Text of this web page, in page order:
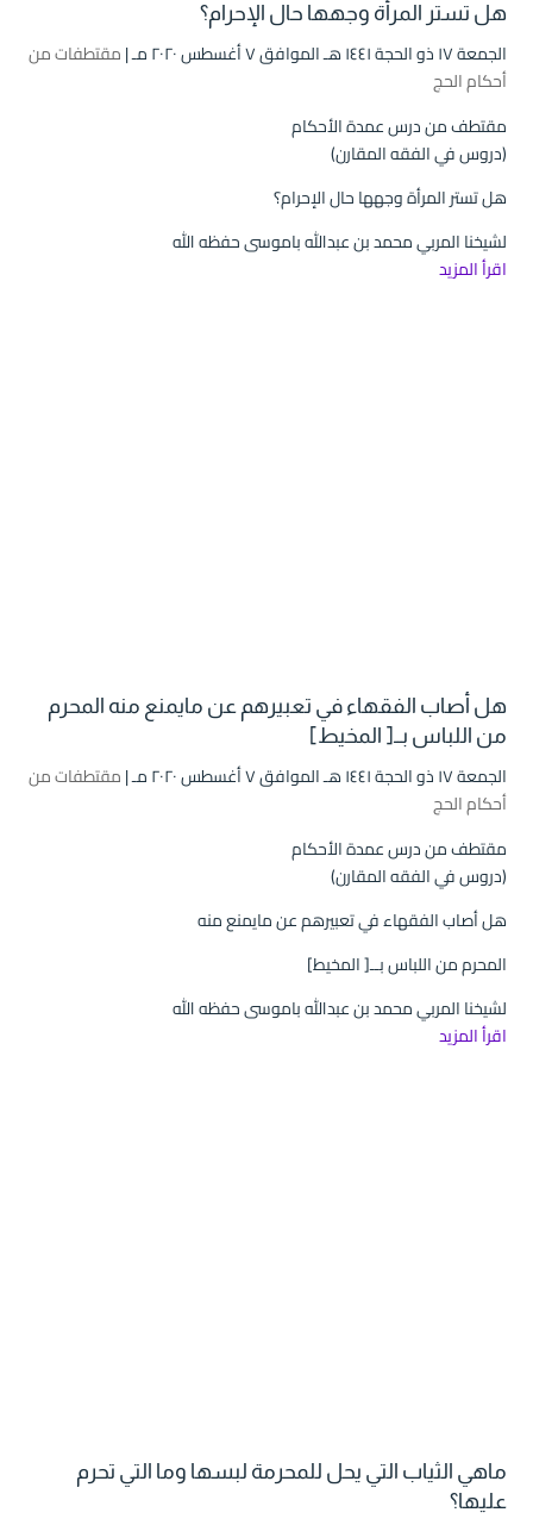
هل تستر المرأة وجهها حال الإحرام؟
الجمعة ۱۷ ذو الحجة ۱٤٤۱ هـ الموافق ۷ أغسطس ۲۰۲۰ مـ |
مقتطفات من
أحكام الحج
مقتطف من درس عمدة الأحكام
(دروس في الفقه المقارن)
هل تستر المرأة وجهها حال الإحرام؟
لشيخنا المربي محمد بن عبدالله باموسى حفظه الله
اقرأ المزيد
هل أصاب الفقهاء في تعبيرهم عن مايمنع منه المحرم
من اللباس بــ[ المخيط]
الجمعة ۱۷ ذو الحجة ۱٤٤۱ هـ الموافق ۷ أغسطس ۲۰۲۰ مـ |
مقتطفات من
أحكام الحج
مقتطف من درس عمدة الأحكام
(دروس في الفقه المقارن)
هل أصاب الفقهاء في تعبيرهم عن مايمنع منه
المحرم من اللباس بــ[ المخيط]
لشيخنا المربي محمد بن عبدالله باموسى حفظه الله
اقرأ المزيد
ماهي الثياب التي يحل للمحرمة لبسها وما التي تحرم
عليها؟